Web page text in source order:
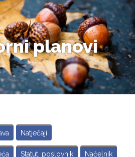
planovi
Natječaji
Statut, poslovnik Načelnik